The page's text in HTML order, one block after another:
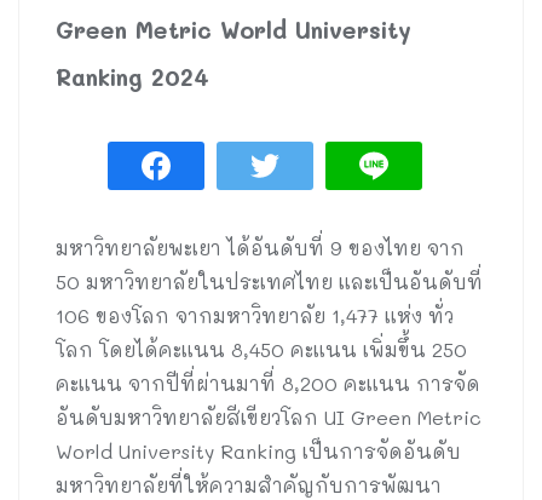
Green Metric World University
Ranking 2024
มหาวิทยาลัยพะเยา ได้อันดับที่ 9 ของไทย จาก
50 มหาวิทยาลัยในประเทศไทย และเป็นอันดับที่
106 ของโลก จากมหาวิทยาลัย 1,477 แห่ง ทั่ว
โลก โดยได้คะแนน 8,450 คะแนน เพิ่มขึ้น 250
คะแนน จากปีที่ผ่านมาที่ 8,200 คะแนน การจัด
อันดับมหาวิทยาลัยสีเขียวโลก UI Green Metric
World University Ranking เป็นการจัดอันดับ
มหาวิทยาลัยที่ให้ความสำคัญกับการพัฒนา